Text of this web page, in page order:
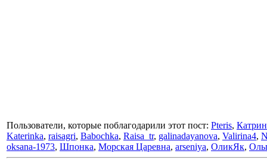
Пользователи, которые поблагодарили этот пост: Pteris, Катрин
Katerinka, raisagri, Babochka, Raisa_tr, galinadayanova, Valirina4,
oksana-1973, Шпонка, Морская Царевна, arseniya, ОликЯк,